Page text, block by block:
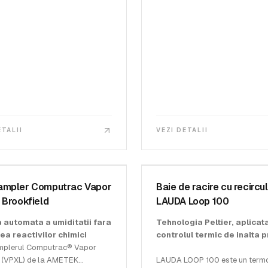
VEZI DETALII
Computrac Vapor
Brookfield
automata a umiditatii fara
reactivilor chimici
Computrac® Vapor
de la AMETEK
AMETEK BROOKFIELD
Baie de racire cu
LAUDA Loop 100
Tehnologia Peltier,
controlul termic de inalta
LAUDA LOOP 100 este un